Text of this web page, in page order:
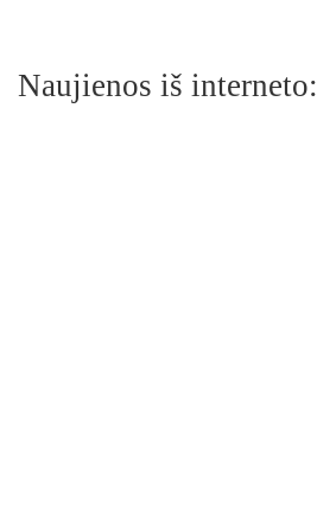
Naujienos iš interneto: